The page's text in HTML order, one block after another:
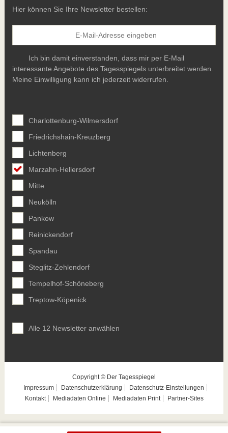
Hier können Sie Ihre Newsletter bestellen:
Ich bin damit einverstanden, dass mir per E-Mail
interessante Angebote des Tagesspiegels unterbreitet werden.
Meine Einwilligung kann ich jederzeit widerrufen.
Charlottenburg-Wilmersdorf
Friedrichshain-Kreuzberg
Lichtenberg
Marzahn-Hellersdorf
Mitte
Neukölln
Pankow
Reinickendorf
Spandau
Steglitz-Zehlendorf
Tempelhof-Schöneberg
Treptow-Köpenick
Alle 12 Newsletter anwählen
Copyright © Der Tagesspiegel
Impressum
Datenschutzerklärung
Datenschutz-Einstellungen
Kontakt
Mediadaten Online Mediadaten Print Partner-Sites